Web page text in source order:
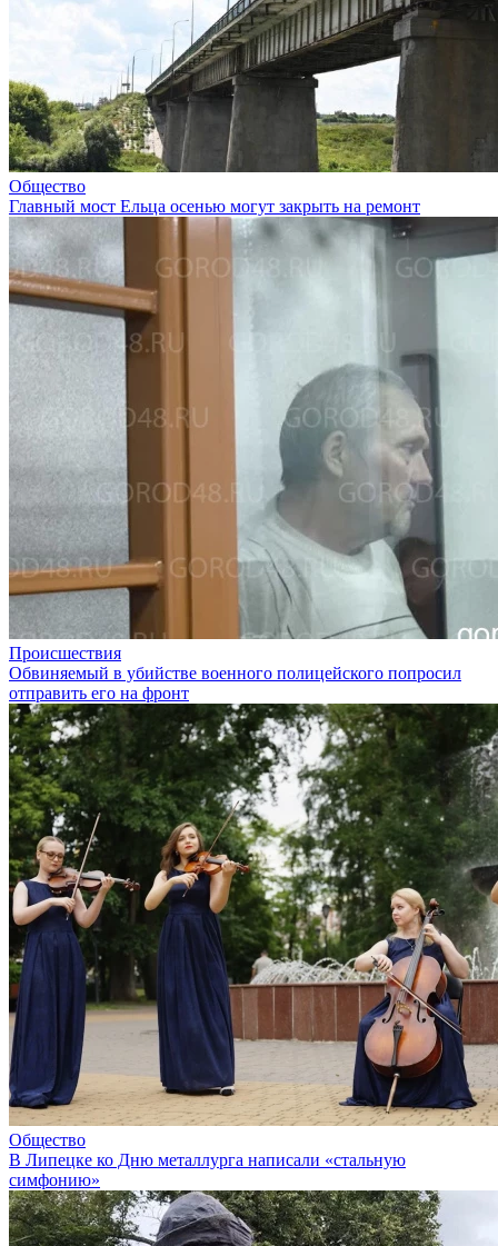
Общество
Главный мост Ельца осенью могут закрыть на ремонт
Происшествия
Обвиняемый в убийстве военного полицейского попросил
отправить его на фронт
Общество
В Липецке ко Дню металлурга написали «стальную
симфонию»